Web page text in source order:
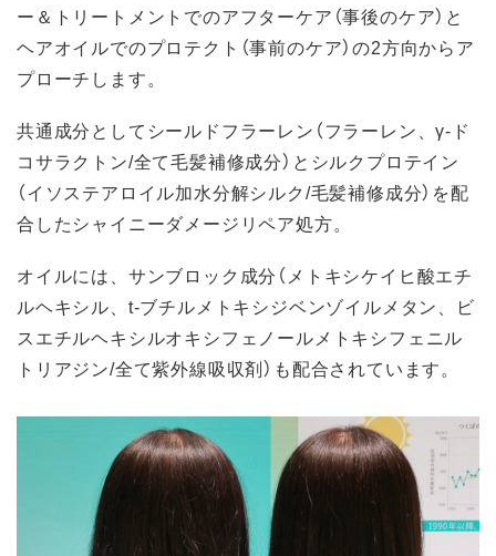
ー＆トリートメントでのアフターケア（事後のケア）と
ヘアオイルでのプロテクト（事前のケア）の2方向からア
プローチします。
共通成分としてシールドフラーレン（フラーレン、γ-ド
コサラクトン/全て毛髪補修成分）とシルクプロテイン
（イソステアロイル加水分解シルク/毛髪補修成分）を配
合したシャイニーダメージリペア処方。
オイルには、サンブロック成分（メトキシケイヒ酸エチ
ルヘキシル、t-ブチルメトキシジベンゾイルメタン、ビ
スエチルヘキシルオキシフェノールメトキシフェニル
トリアジン/全て紫外線吸収剤）も配合されています。